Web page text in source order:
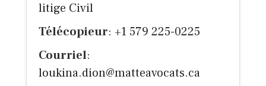
litige Civil
Télécopieur: +1 579 225-0225
Courriel:
loukina.dion@matteavocats.ca